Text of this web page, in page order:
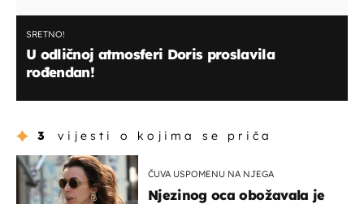
SRETNO!
U odličnoj atmosferi Doris proslavila
rođendan!
3 vijesti o kojima se priča
ČUVA USPOMENU NA NJEGA
Njezinog oca obožavala je